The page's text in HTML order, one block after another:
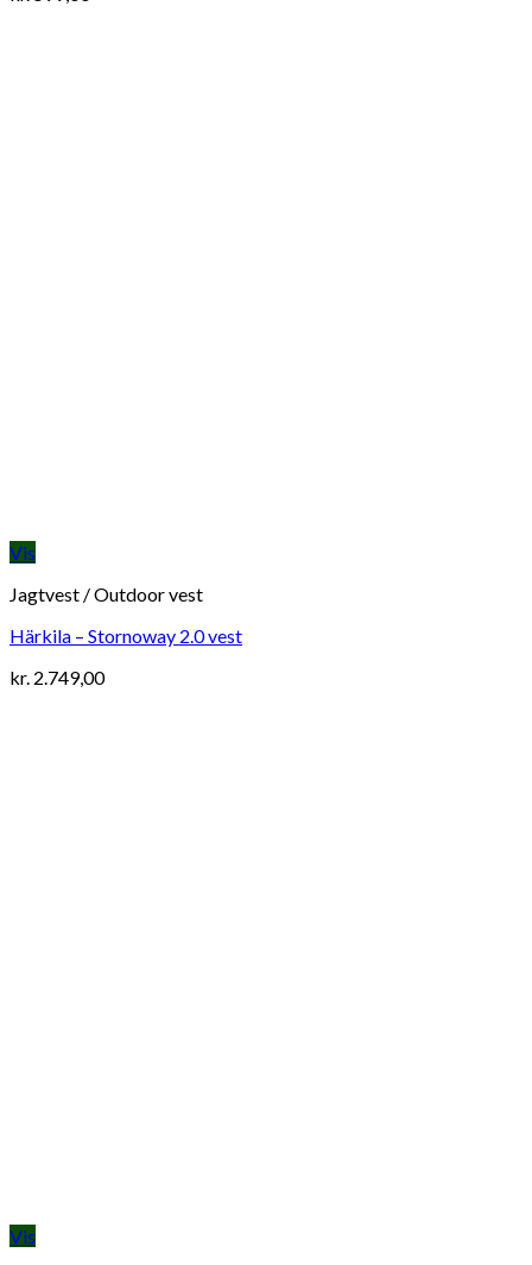
Vis
Jagtvest / Outdoor vest
Härkila – Stornoway 2.0 vest
kr. 2.749,00
Vis